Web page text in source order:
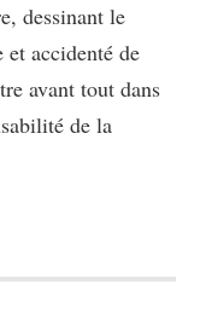
dessinant le
accidenté de
avant tout dans
de la